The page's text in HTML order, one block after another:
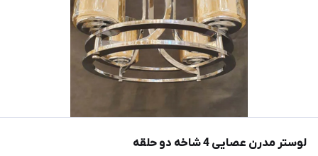
لوستر مدرن عصایی 4 شاخه دو حلقه